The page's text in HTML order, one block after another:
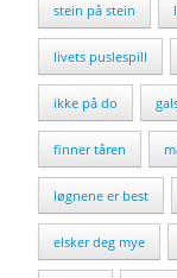
stein på stein
livets puslespill
ikke på do
finner tåren
løgnene er best
elsker deg mye